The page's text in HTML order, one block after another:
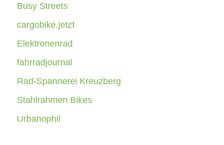
Busy Streets
cargobike.jetzt
Elektronenrad
fahrradjournal
Rad-Spannerei Kreuzberg
Stahlrahmen Bikes
Urbanophil